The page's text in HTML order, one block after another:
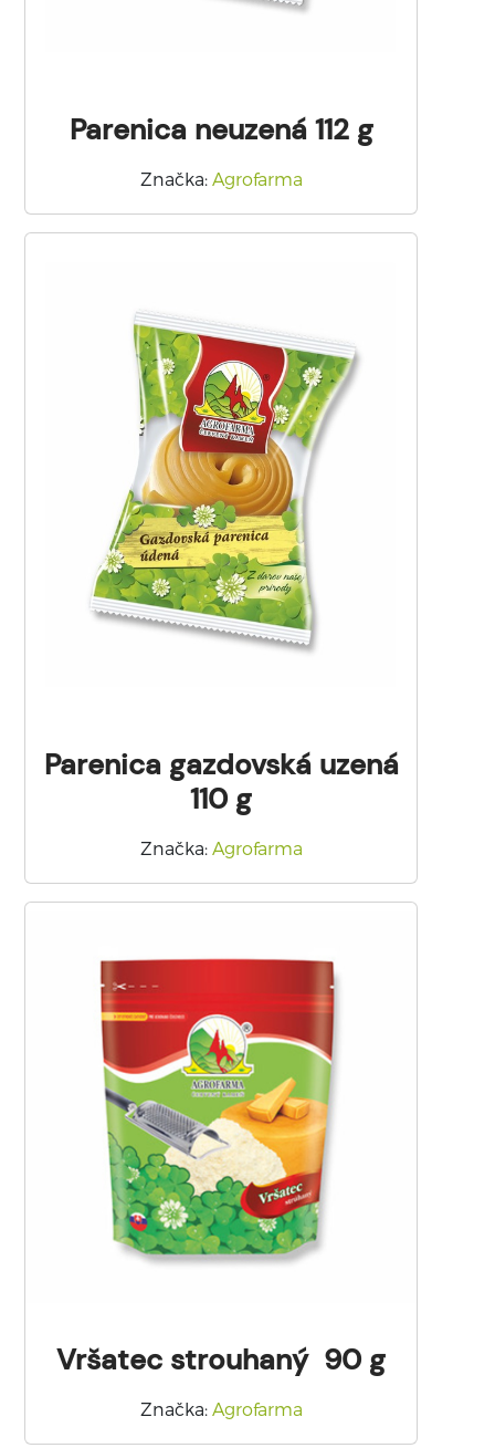
Parenica neuzená 112 g
Značka: Agrofarma
Parenica gazdovská uzená
110 g
Značka: Agrofarma
Vršatec strouhaný 90 g
Značka: Agrofarma